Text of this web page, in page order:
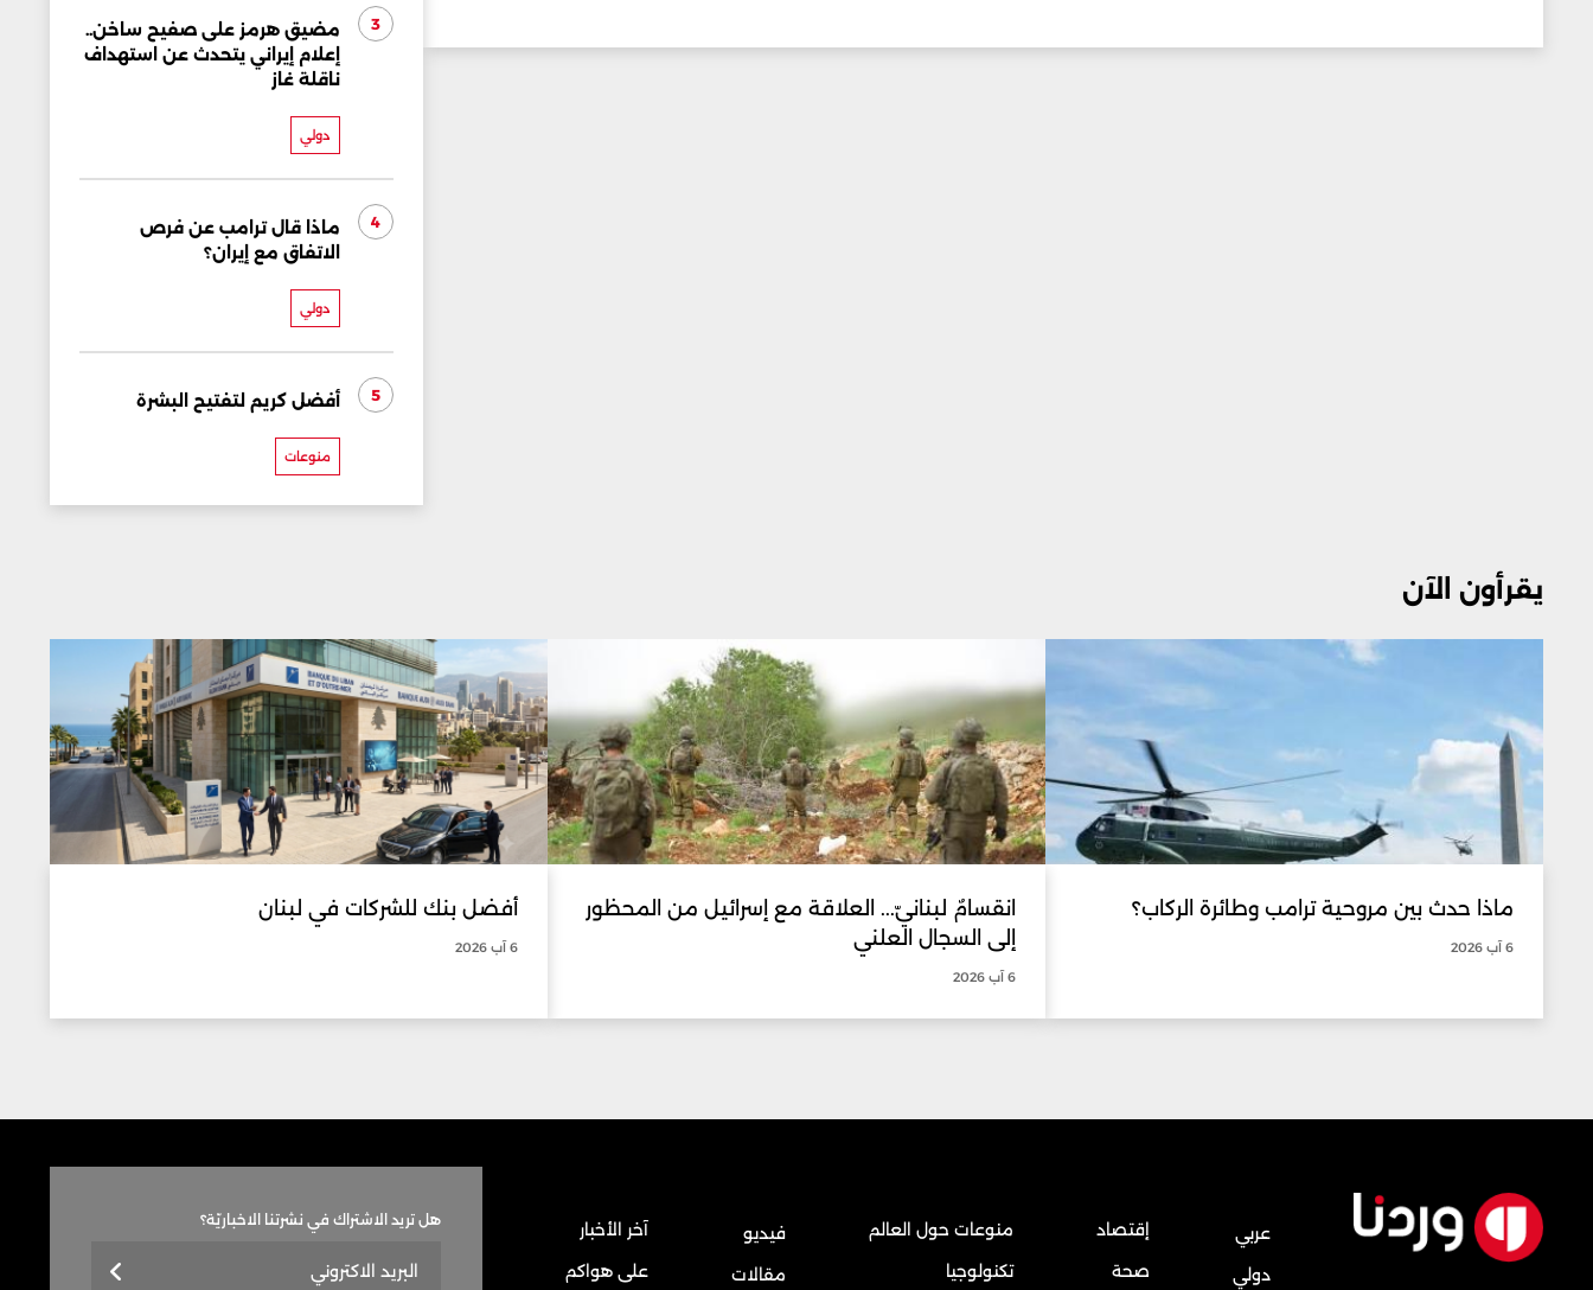
3
مضيق هرمز على صفيح ساخن..
إعلام إيراني يتحدث عن استهداف
ناقلة غاز
دولي
4
ماذا قال ترامب عن فرص
الاتفاق مع إيران؟
دولي
5 أفضل كريم لتفتيح البشرة
منوعات
يقرأون الآن
ماذا حدث بين مروحية ترامب وطائرة الركاب؟
6 آب 2026
انقسامٌ لبنانيّ... العلاقة مع إسرائيل من المحظور
إلى السجال العلني
6 آب 2026
أفضل بنك للشركات في لبنان
6 آب 2026
عربي
دولي
إقتصاد
صحة
منوعات حول العالم
تكنولوجيا
فيديو
مقالات
آخر الأخبار
على هواكم
هل تريد الاشتراك في نشرتنا الاخباريّة؟